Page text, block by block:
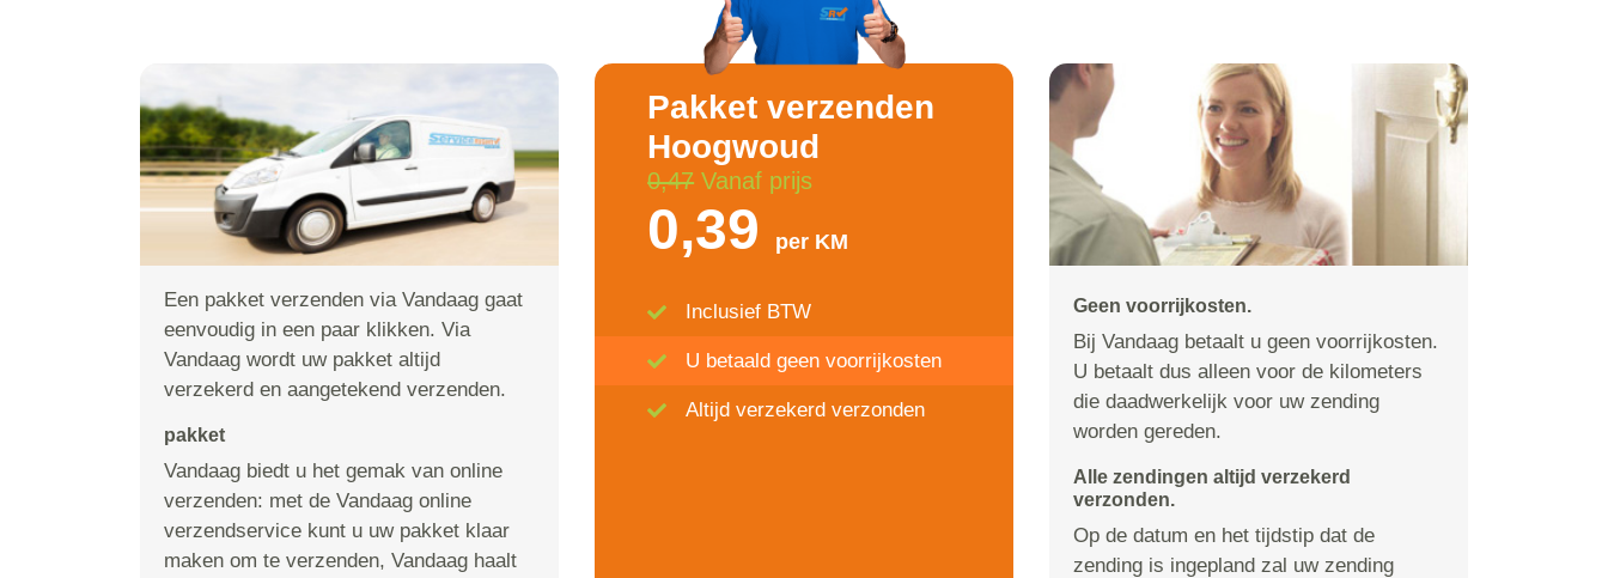
Een pakket verzenden via Vandaag gaat
eenvoudig in een paar klikken. Via
Vandaag wordt uw pakket altijd
verzekerd en aangetekend verzenden.
pakket
Vandaag biedt u het gemak van online
verzenden: met de Vandaag online
verzendservice kunt u uw pakket klaar
maken om te verzenden, Vandaag haalt
Pakket verzenden
Hoogwoud
0,47 Vanaf prijs
0,39 per KM
Inclusief BTW
U betaald geen voorrijkosten
Altijd verzekerd verzonden
Geen voorrijkosten.
Bij Vandaag betaalt u geen voorrijkosten.
U betaalt dus alleen voor de kilometers
die daadwerkelijk voor uw zending
worden gereden.
Alle zendingen altijd verzekerd
verzonden.
Op de datum en het tijdstip dat de
zending is ingepland zal uw zending